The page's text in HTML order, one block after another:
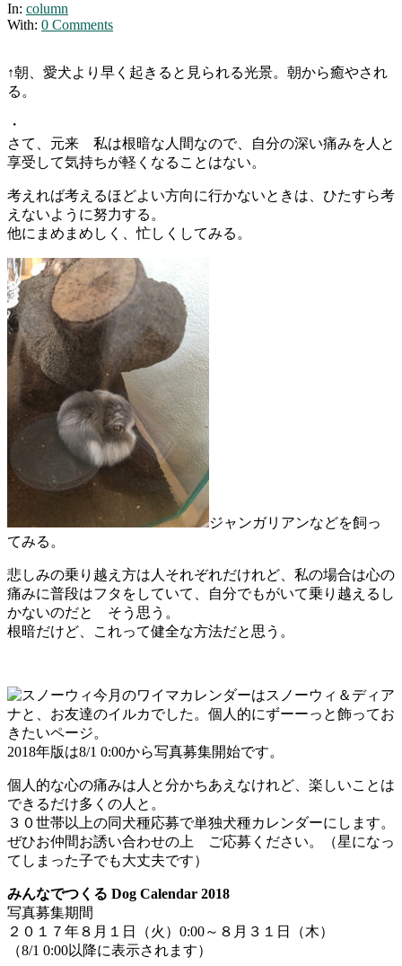
In: column
With: 0 Comments
↑朝、愛犬より早く起きると見られる光景。朝から癒やされ
る。
・
さて、元来 私は根暗な人間なので、自分の深い痛みを人と
享受して気持ちが軽くなることはない。
考えれば考えるほどよい方向に行かないときは、ひたすら考
えないように努力する。
他にまめまめしく、忙しくしてみる。
ジャンガリアンなどを飼っ
てみる。
悲しみの乗り越え方は人それぞれだけれど、私の場合は心の
痛みに普段はフタをしていて、自分でもがいて乗り越えるし
かないのだと そう思う。
根暗だけど、これって健全な方法だと思う。
今月のワイマカレンダーはスノーウィ＆ディア
ナと、お友達のイルカでした。個人的にずーーっと飾ってお
きたいページ。
2018年版は8/1 0:00から写真募集開始です。
個人的な心の痛みは人と分かちあえなけれど、楽しいことは
できるだけ多くの人と。
３０世帯以上の同犬種応募で単独犬種カレンダーにします。
ぜひお仲間お誘い合わせの上 ご応募ください。（星になっ
てしまった子でも大丈夫です）
みんなでつくる Dog Calendar 2018
写真募集期間
２０１７年８月１日（火）0:00～８月３１日（木）
（8/1 0:00以降に表示されます）